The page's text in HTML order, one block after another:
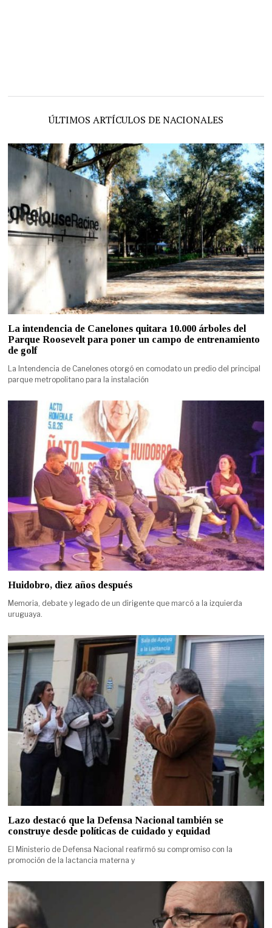
ÚLTIMOS ARTÍCULOS DE NACIONALES
La intendencia de Canelones quitara 10.000 árboles del
Parque Roosevelt para poner un campo de entrenamiento
de golf
La Intendencia de Canelones otorgó en comodato un predio del principal
parque metropolitano para la instalación
Huidobro, diez años después
Memoria, debate y legado de un dirigente que marcó a la izquierda
uruguaya.
Lazo destacó que la Defensa Nacional también se
construye desde políticas de cuidado y equidad
El Ministerio de Defensa Nacional reafirmó su compromiso con la
promoción de la lactancia materna y